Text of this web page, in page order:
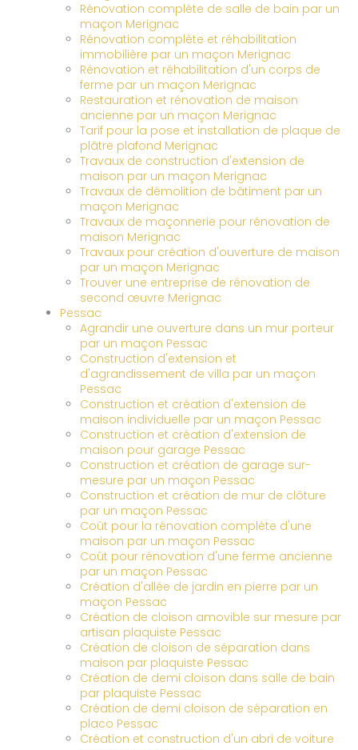
Rénovation complète de salle de bain par un
maçon Merignac
Rénovation complète et réhabilitation
immobilière par un maçon Merignac
Rénovation et réhabilitation d'un corps de
ferme par un maçon Merignac
Restauration et rénovation de maison
ancienne par un maçon Merignac
Tarif pour la pose et installation de plaque de
plâtre plafond Merignac
Travaux de construction d'extension de
maison par un maçon Merignac
Travaux de démolition de bâtiment par un
maçon Merignac
Travaux de maçonnerie pour rénovation de
maison Merignac
Travaux pour création d'ouverture de maison
par un maçon Merignac
Trouver une entreprise de rénovation de
second œuvre Merignac
Pessac
Agrandir une ouverture dans un mur porteur
par un maçon Pessac
Construction d'extension et
d'agrandissement de villa par un maçon
Pessac
Construction et création d'extension de
maison individuelle par un maçon Pessac
Construction et création d'extension de
maison pour garage Pessac
Construction et création de garage sur-
mesure par un maçon Pessac
Construction et création de mur de clôture
par un maçon Pessac
Coût pour la rénovation complète d'une
maison par un maçon Pessac
Coût pour rénovation d'une ferme ancienne
par un maçon Pessac
Création d'allée de jardin en pierre par un
maçon Pessac
Création de cloison amovible sur mesure par
artisan plaquiste Pessac
Création de cloison de séparation dans
maison par plaquiste Pessac
Création de demi cloison dans salle de bain
par plaquiste Pessac
Création de demi cloison de séparation en
placo Pessac
Création et construction d'un abri de voiture